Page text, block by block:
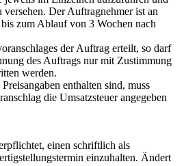
Der Auftragnehmer ist an
zum Ablauf von 3 Wochen nach
der Auftrag erteilt, so darf
des Auftrags nur mit Zustimmung
werden.
enthalten sind, muss
die Umsatzsteuer angegeben
einen schriftlich als
einzuhalten. Ändert